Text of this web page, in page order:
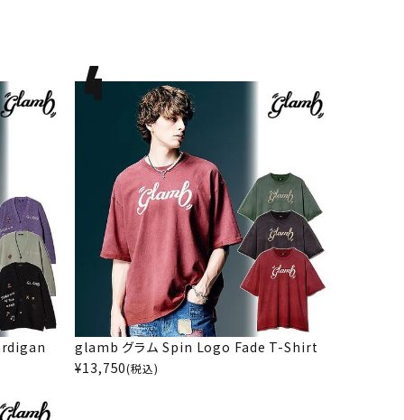
glamb グラム Spin Logo Fade T-Shirt
¥13,750(税込)